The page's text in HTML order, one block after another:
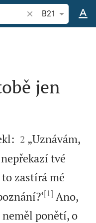
Vyhledat biblický
B21
jen


2 „Uznávám,
tvé
to zastírá mé
[1] Ano,
ponětí, o